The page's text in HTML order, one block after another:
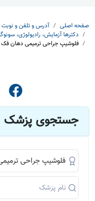
صفحه اصلی
آدرس و تلفن و
دکترها آزمایش، رادیولوژی،
فلوشیپ جراحی ترمیمی دهان
جستجوی پزشک